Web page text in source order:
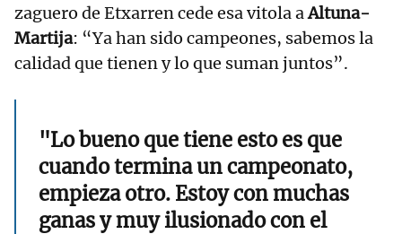
zaguero de Etxarren cede esa vitola aAltuna-
Martija: “Ya han sido campeones, sabemos la
calidad que tienen y lo que suman juntos”.
"Lo bueno que tiene esto es que
cuando termina un campeonato,
empieza otro. Estoy con muchas
ganas y muy ilusionado con el